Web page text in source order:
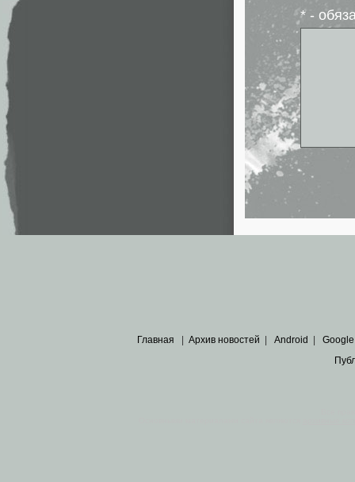
* -
Главная | Архив новостей | Android | Google